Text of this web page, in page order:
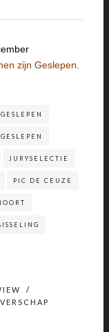
zijn Geslepen
JURYSELECTIE
PIC DE CEUZE
/